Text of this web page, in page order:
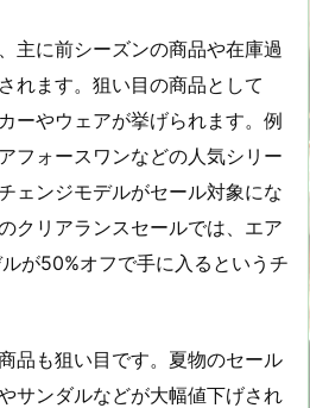
主に前シーズンの商品や在庫過
れます。狙い目の商品として
ーやウェアが挙げられます。例
フォースワンなどの人気シリー
ェンジモデルがセール対象にな
クリアランスセールでは、エア
が50%オフで手に入るというチ
品も狙い目です。夏物のセール
サンダルなどが大幅値下げされ